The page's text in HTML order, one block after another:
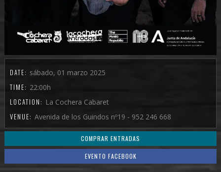
DATE: sábado, 01 marzo 2025
TIME: 22:00h
LOCATION: La Cochera Cabaret
VENUE: Avenida de los Guindos nº19 - 952 246 668
COMPRAR ENTRADAS
EVENTO FACEBOOK